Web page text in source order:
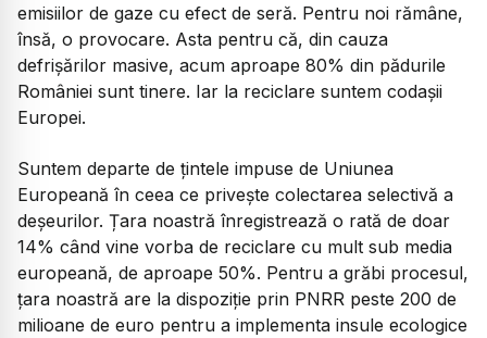
emisiilor de gaze cu efect de seră. Pentru noi rămâne,
însă, o provocare. Asta pentru că, din cauza
defrișărilor masive, acum aproape 80% din pădurile
României sunt tinere. Iar la reciclare suntem codașii
Europei.
Suntem departe de țintele impuse de Uniunea
Europeană în ceea ce privește colectarea selectivă a
deșeurilor. Țara noastră înregistrează o rată de doar
14% când vine vorba de reciclare cu mult sub media
europeană, de aproape 50%. Pentru a grăbi procesul,
țara noastră are la dispoziție prin PNRR peste 200 de
milioane de euro pentru a implementa insule ecologice